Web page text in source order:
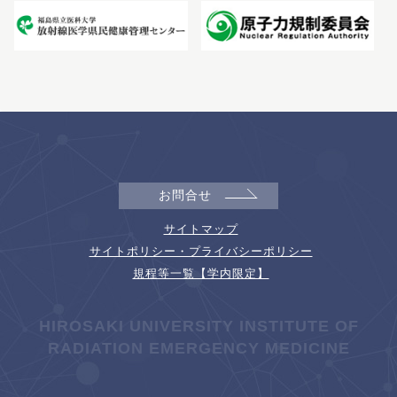
お問合せ
サイトマップ
サイトポリシー・プライバシーポリシー
規程等一覧【学内限定】
HIROSAKI UNIVERSITY INSTITUTE OF
RADIATION EMERGENCY MEDICINE